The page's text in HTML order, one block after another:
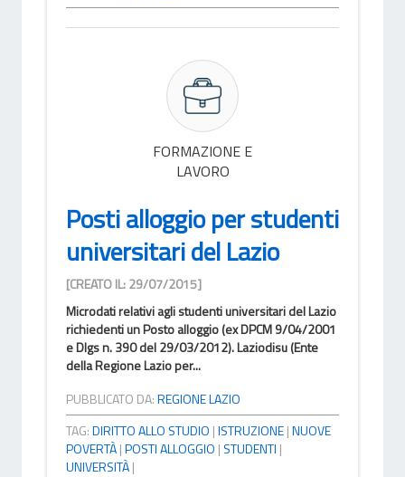
FORMAZIONE E
LAVORO
Posti alloggio per studenti
universitari del Lazio
[CREATO IL: 29/07/2015]
Microdati relativi agli studenti universitari del Lazio
richiedenti un Posto alloggio (ex DPCM 9/04/2001
e Dlgs n. 390 del 29/03/2012). Laziodisu (Ente
della Regione Lazio per...
PUBBLICATO DA:REGIONE LAZIO
TAG:DIRITTO ALLO STUDIO |ISTRUZIONE|NUOVE
POVERTÀ|POSTI ALLOGGIO | STUDENTI |
UNIVERSITÀ|